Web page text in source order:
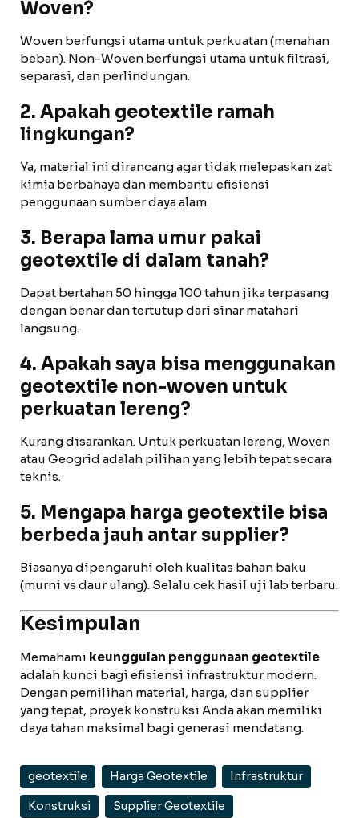
Woven?
Woven berfungsi utama untuk perkuatan (menahan
beban). Non-Woven berfungsi utama untuk filtrasi,
separasi, dan perlindungan.
2. Apakah geotextile ramah
lingkungan?
Ya, material ini dirancang agar tidak melepaskan zat
kimia berbahaya dan membantu efisiensi
penggunaan sumber daya alam.
3. Berapa lama umur pakai
geotextile di dalam tanah?
Dapat bertahan 50 hingga 100 tahun jika terpasang
dengan benar dan tertutup dari sinar matahari
langsung.
4. Apakah saya bisa menggunakan
geotextile non-woven untuk
perkuatan lereng?
Kurang disarankan. Untuk perkuatan lereng, Woven
atau Geogrid adalah pilihan yang lebih tepat secara
teknis.
5. Mengapa harga geotextile bisa
berbeda jauh antar supplier?
Biasanya dipengaruhi oleh kualitas bahan baku
(murni vs daur ulang). Selalu cek hasil uji lab terbaru.
Kesimpulan
Memahami keunggulan penggunaan geotextile
adalah kunci bagi efisiensi infrastruktur modern.
Dengan pemilihan material, harga, dan supplier
yang tepat, proyek konstruksi Anda akan memiliki
daya tahan maksimal bagi generasi mendatang.
geotextile Harga Geotextile Infrastruktur
Konstruksi Supplier Geotextile